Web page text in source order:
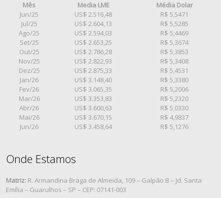
Mês Media LME
Média Dolar
Jun/25
US$ 2.516,48
R$ 5,5471
Jul/25
US$ 2.604,13
R$ 5,5285
Ago/25
US$ 2.594,03
R$ 5,4469
Set/25
US$ 2.653,25
R$ 5,3674
Out/25
US$ 2.786,28
R$ 5,3853
Nov/25
US$ 2.822,93
R$ 5,3408
Dez/25
US$ 2.875,33
R$ 5,4531
Jan/26
US$ 3.148,40
R$ 5,3380
Fev/26
US$ 3.065,35
R$ 5,2006
Mar/26
US$ 3.353,83
R$ 5,2320
Abr/26
US$ 3.600,63
R$ 5,0330
Mai/26
US$ 3.670,15
R$ 4,9837
Jun/26
US$ 3.458,64 R$ 5,1276
Onde Estamos
Matriz: R. Armandina Braga de Almeida, 109 – Galpão B – Jd. Santa
Emília – Guarulhos – SP – CEP: 07141-003